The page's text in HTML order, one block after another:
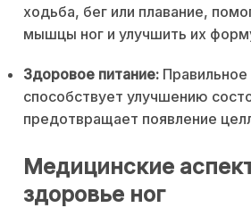
ходьба, бег или плавание,
мышцы ног и улучшить их
Здоровое питание: Правильное
способствует улучшению
предотвращает появление
Медицинские
здоровье ног